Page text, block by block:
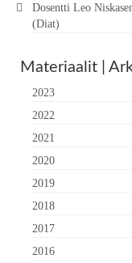
Dosentti Leo
(Diat)
Materiaalit |
2023
2022
2021
2020
2019
2018
2017
2016